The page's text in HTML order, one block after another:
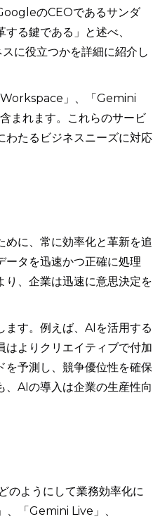
のCEOであるサンダ
る鍵である」と述べ、
に役立つかを詳細に紹介し
Workspace」、「Gemini
まれます。これらのサービ
わたるビジネスニーズに対応
に、常に効率化と革新を追
ータを迅速かつ正確に処理
り、企業は迅速に意思決定を
す。例えば、AIを活用する
はよりクリエイティブで付加
を予測し、競争優位性を確保
、AIの導入は企業の生産性向
のようにして業務効率化に
「Gemini Live」、